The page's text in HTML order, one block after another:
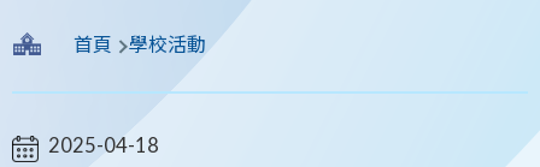
航
連
結
首頁 學校活動
2025-04-18